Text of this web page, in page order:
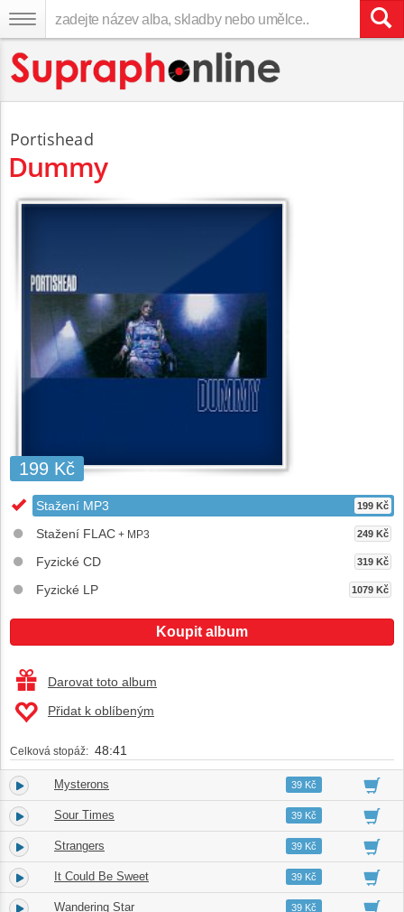
Portishead
Dummy
199 Kč
Stažení MP3 199 Kč
Stažení FLAC + MP3 249 Kč
Fyzické CD 319 Kč
Fyzické LP 1079 Kč
Koupit album
Darovat toto album
Přidat k oblíbeným
Celková stopáž: 48:41
1. Mysterons 05:0239 Kč
2. Sour Times 04:1139 Kč
3. Strangers 03:5539 Kč
4. It Could Be Sweet 04:1539 Kč
5. Wandering Star 04:5139 Kč